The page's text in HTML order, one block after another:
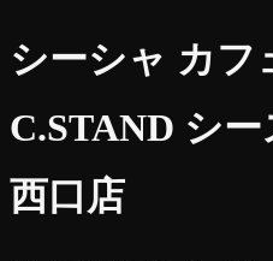
シーシャ カフ
C.STAND シ
西口店